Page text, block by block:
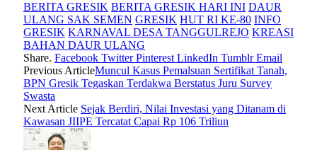
BERITA GRESIK BERITA GRESIK HARI INI DAUR
ULANG SAK SEMEN GRESIK HUT RI KE-80 INFO
GRESIK KARNAVAL DESA TANGGULREJO KREASI
BAHAN DAUR ULANG
Share. Facebook Twitter Pinterest LinkedIn Tumblr Email
Previous ArticleMuncul Kasus Pemalsuan Sertifikat Tanah,
BPN Gresik Tegaskan Terdakwa Berstatus Juru Survey
Swasta
Next Article Sejak Berdiri, Nilai Investasi yang Ditanam di
Kawasan JIIPE Tercatat Capai Rp 106 Triliun